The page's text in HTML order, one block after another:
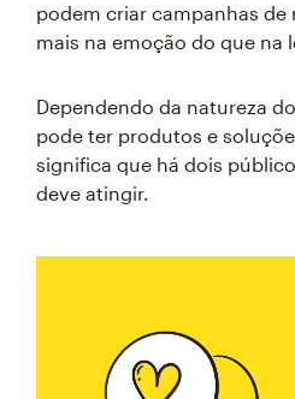
podem criar campanhas de
mais na emoção do que na
Dependendo da natureza
pode ter produtos e
significa que há dois
deve atingir.